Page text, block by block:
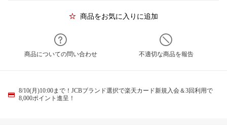
商品をお気に入りに追加
商品についての問い合わせ 不適切な商品を報告
8/10(月)10:00まで！JCBブランド選択で楽天カード新規入会＆3回利用で
8,000ポイント進呈！